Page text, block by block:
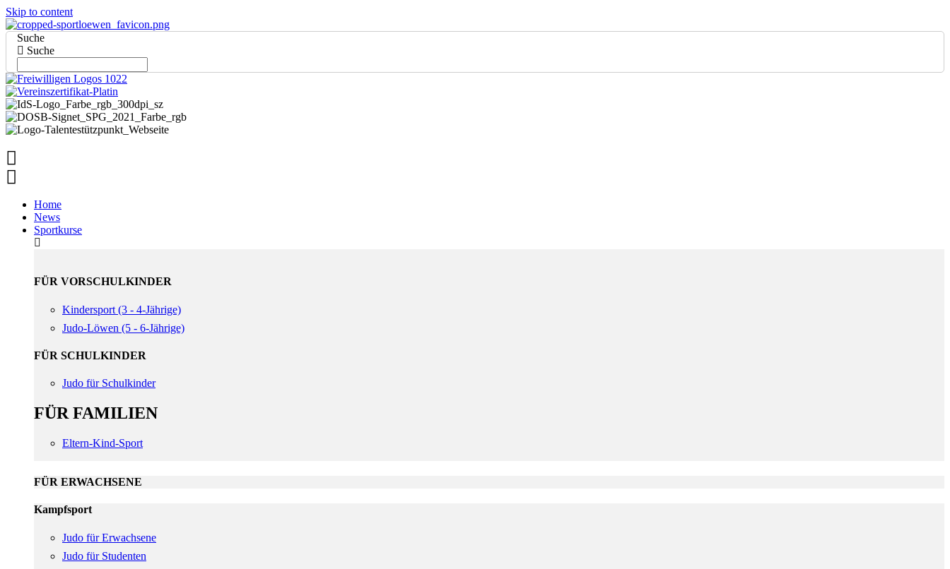
Skip to content
Suche
Suche
Home
News
Sportkurse
FÜR VORSCHULKINDER
Kindersport (3 - 4-Jährige)
Judo-Löwen (5 - 6-Jährige)
FÜR SCHULKINDER
Judo für Schulkinder
FÜR FAMILIEN
Eltern-Kind-Sport
FÜR ERWACHSENE
Kampfsport
Judo für Erwachsene
Judo für Studenten